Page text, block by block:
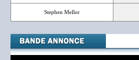
Stephen Mellor